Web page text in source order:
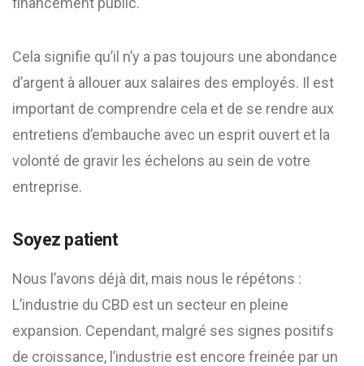
Cela signifie qu’il n’y a pas toujours une abondance
d’argent à allouer aux salaires des employés. Il est
important de comprendre cela et de se rendre aux
entretiens d’embauche avec un esprit ouvert et la
volonté de gravir les échelons au sein de votre
entreprise.
Soyez patient
Nous l’avons déjà dit, mais nous le répétons :
L’industrie du CBD est un secteur en pleine
expansion. Cependant, malgré ses signes positifs
de croissance, l’industrie est encore freinée par un